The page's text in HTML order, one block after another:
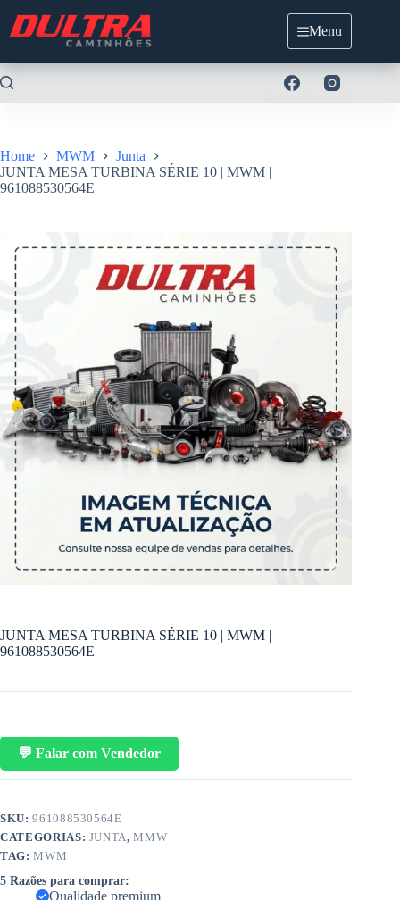
para
Menu
Home MWM
Junta
JUNTA MESA TURBINA SÉRIE 10 | MWM |
961088530564E
JUNTA MESA TURBINA SÉRIE 10 | MWM |
961088530564E
💬 Falar com Vendedor
SKU:961088530564E
CATEGORIAS: JUNTA,MMW
TAG:MWM
5 Razões para comprar:
Qualidade premium